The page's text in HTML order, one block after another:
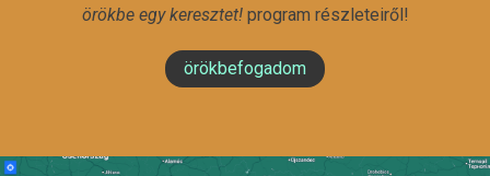
örökbe egy keresztet!program részleteiről!
örökbefogadom